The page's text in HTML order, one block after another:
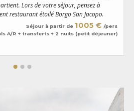
Lors de votre séjour, pensez à
restaurant étoilé Borgo San Jacopo.
Séjour à partir de 1005 € /pers
A/R + transferts + 2 nuits (petit déjeuner)